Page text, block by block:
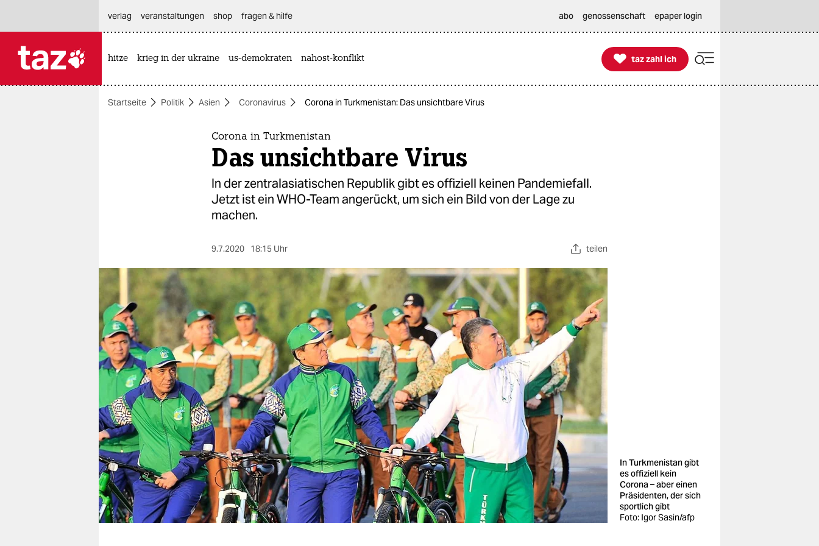
themen
berlin
nord
wahrheit
verlag
verlag
veranstaltungen
shop
fragen & hilfe
unterstützen
abo
genossenschaft
verlag
veranstaltungen shop fragen & hilfe abo genossenschaft epaper login
hitze krieg in der ukraine us-demokraten nahost-konflikt 
taz zahl ich
taz zahl ich
Startseite Politik Asien Coronavirus Corona in Turkmenistan: Das unsichtbare Virus
Corona in Turkmenistan
Das unsichtbare Virus
In der zentralasiatischen Republik gibt es offiziell keinen Pandemiefall.
Jetzt ist ein WHO-Team angerückt, um sich ein Bild von der Lage zu
machen.
9.7.2020 18:15 Uhr teilen
In Turkmenistan gibt
es offiziell kein
Corona – aber einen
Präsidenten, der sich
sportlich gibt
Foto: Igor Sasin/afp